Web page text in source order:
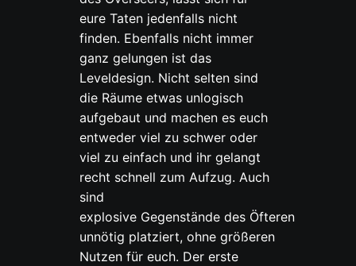
eure Taten jedenfalls nicht
finden. Ebenfalls nicht immer
ganz gelungen ist das
Leveldesign. Nicht selten sind
die Räume etwas unlogisch
aufgebaut und machen es euch
entweder viel zu schwer oder
viel zu einfach und ihr gelangt
recht schnell zum Aufzug. Auch
sind
explosive Gegenstände des Öfteren
unnötig platziert, ohne größeren
Nutzen für euch. Der erste